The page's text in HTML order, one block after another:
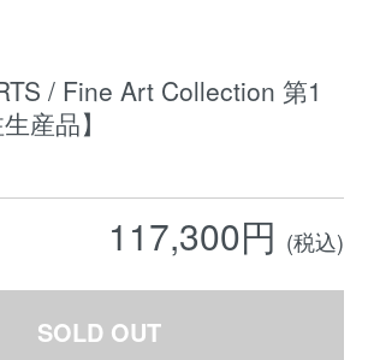
/ Fine Art Collection 第1
産品】
117,300円 (税込)
SOLD OUT